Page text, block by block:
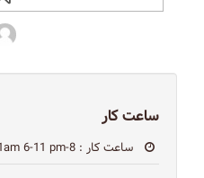
ساعت کار
ساعت کار : 8-11am 6-11 pm